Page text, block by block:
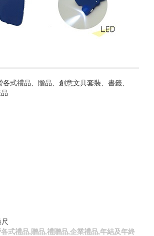
式禮品、贈品、創意文具套裝、書籤、
式禮品,贈品,禮贈品,企業禮品,年結及年終